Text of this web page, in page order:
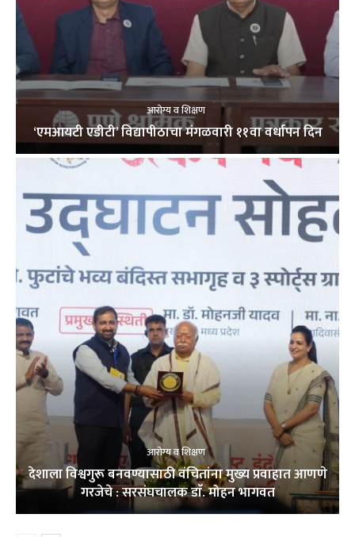
आरोग्य व शिक्षण
‘एमआयटी एडीटी’ विद्यापीठाचा मंगळवारी ११वा वर्धापन दिन
आरोग्य व शिक्षण
देशाला विश्वगुरू बनवण्यासाठी वंचितांना मुख्य प्रवाहात आणणे
गरजेचे : सरसंघचालक डाॅ. मोहन भागवत